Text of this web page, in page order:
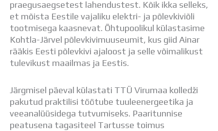
Tööpakkumised
praegusaegsetest lahendustest. Kõik ikka selleks,
et mõista Eestile vajaliku elektri- ja põlevkiviõli
tootmisega kaasnevat. Õhtupoolikul külastasime
Kohtla-Järvel põlevkivimuuseumit, kus giid Ainar
rääkis Eesti põlevkivi ajaloost ja selle võimalikust
tulevikust maailmas ja Eestis.
Järgmisel päeval külastati TTÜ Virumaa kolledži
pakutud praktilisi töötube tuuleenergeetika ja
veeanalüüsidega tutvumiseks. Paaritunnise
peatusena tagasiteel Tartusse toimus